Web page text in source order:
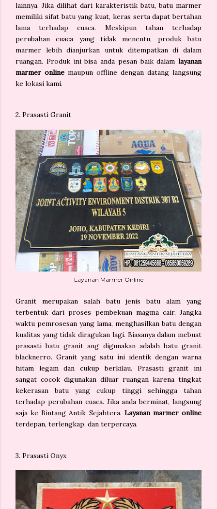
lainnya. Jika dilihat dari karakteristik batu, batu marmer
memiliki sifat batu yang kuat, keras serta dapat bertahan
lama terhadap cuaca. Meskipun tahan terhadap
perubahan cuaca yang tidak menentu, produk batu
marmer lebih dianjurkan untuk ditempatkan di dalam
ruangan. Produk ini bisa anda pesan baik dalam layanan
marmer online maupun offline dengan datang langsung
ke lokasi kami.
2. Prasasti Granit
Layanan Marmer Online
Granit merupakan salah batu jenis batu alam yang
terbentuk dari proses pembekuan magma cair. Jangka
waktu pemrosesan yang lama, menghasilkan batu dengan
kualitas yang tidak diragukan lagi. Biasanya dalam mebuat
prasasti batu granit ang digunakan adalah batu granit
blacknerro. Granit yang satu ini identik dengan warna
hitam legam dan cukup berkilau. Prasasti granit ini
sangat cocok digunakan diluar ruangan karena tingkat
kekerasan batu yang cukup tinggi sehingga tahan
terhadap perubahan cuaca. Jika anda berminat, langsung
saja ke Bintang Antik Sejahtera. Layanan marmer online
terdepan, terlengkap, dan terpercaya.
3. Prasasti Onyx